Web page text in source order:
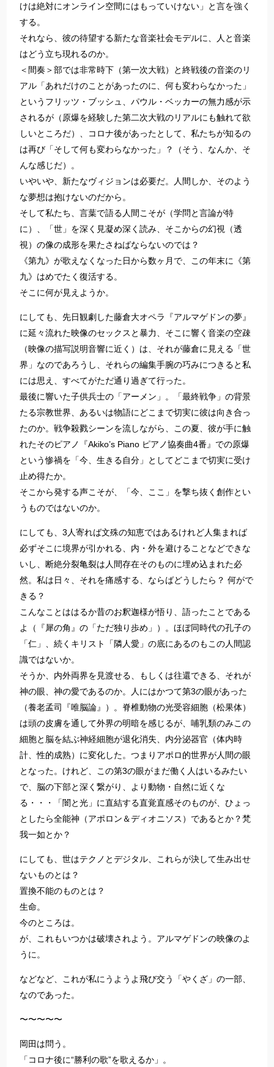
けは絶対にオンライン空間にはもっていけない」と言を強く
する。
それなら、彼の待望する新たな音楽社会モデルに、人と音楽
はどう立ち現れるのか。
＜間奏＞部では非常時下（第一次大戦）と終戦後の音楽のリ
アル「あれだけのことがあったのに、何も変わらなかった」
というフリッツ・ブッシュ、パウル・ベッカーの無力感が示
されるが（原爆を経験した第二次大戦のリアルにも触れて欲
しいところだ）、コロナ後があったとして、私たちが知るの
は再び「そして何も変わらなかった」？（そう、なんか、そ
んな感じだ）。
いやいや、新たなヴィジョンは必要だ。人間しか、そのよう
な夢想は抱けないのだから。
そして私たち、言葉で語る人間こそが（学問と言論が特
に）、「世」を深く見凝め深く読み、そこからの幻視（透
視）の像の成形を果たさねばならないのでは？
《第九》が歌えなくなった日から数ヶ月で、この年末に《第
九》はめでたく復活する。
そこに何が見えようか。
にしても、先日観劇した藤倉大オペラ『アルマゲドンの夢』
に延々流れた映像のセックスと暴力、そこに響く音楽の空疎
（映像の描写説明音響に近く）は、それが藤倉に見える「世
界」なのであろうし、それらの編集手腕の巧みにつきると私
には思え、すべてがただ通り過ぎて行った。
最後に響いた子供兵士の「アーメン」。「最終戦争」の背景
たる宗教世界、あるいは物語にどこまで切実に彼は向き合っ
たのか。戦争殺戮シーンを流しながら、この夏、彼が手に触
れたそのピアノ『Akiko’s Piano ピアノ協奏曲4番』での原爆
という惨禍を「今、生きる自分」としてどこまで切実に受け
止め得たか。
そこから発する声こそが、「今、ここ」を撃ち抜く創作とい
うものではないのか。
にしても、3人寄れば文殊の知恵ではあるけれど人集まれば
必ずそこに境界が引かれる、内・外を避けることなどできな
いし、断絶分裂亀裂は人間存在そのものに埋め込まれた必
然。私は日々、それを痛感する、ならばどうしたら？ 何がで
きる？
こんなことははるか昔のお釈迦様が悟り、語ったことである
よ（『犀の角』の「ただ独り歩め」）。ほぼ同時代の孔子の
「仁」、続くキリスト「隣人愛」の底にあるのもこの人間認
識ではないか。
そうか、内外両界を見渡せる、もしくは往還できる、それが
神の眼、神の愛であるのか。人にはかつて第3の眼があった
（養老孟司『唯脳論』）。脊椎動物の光受容細胞（松果体）
は頭の皮膚を通して外界の明暗を感じるが、哺乳類のみこの
細胞と脳を結ぶ神経細胞が退化消失、内分泌器官（体内時
計、性的成熟）に変化した。つまりアポロ的世界が人間の眼
となった。けれど、この第3の眼がまだ働く人はいるみたい
で、脳の下部と深く繋がり、より動物・自然に近くな
る・・・「闇と光」に直結する直覚直感そのものが、ひょっ
としたら全能神（アポロン＆ディオニソス）であるとか？梵
我一如とか？
にしても、世はテクノとデジタル、これらが決して生み出せ
ないものとは？
置換不能のものとは？
生命。
今のところは。
が、これもいつかは破壊されよう。アルマゲドンの映像のよ
うに。
などなど、これが私にうようよ飛び交う「やくざ」の一部、
なのであった。
〜〜〜〜〜
岡田は問う。
「コロナ後に“勝利の歌”を歌えるか」。